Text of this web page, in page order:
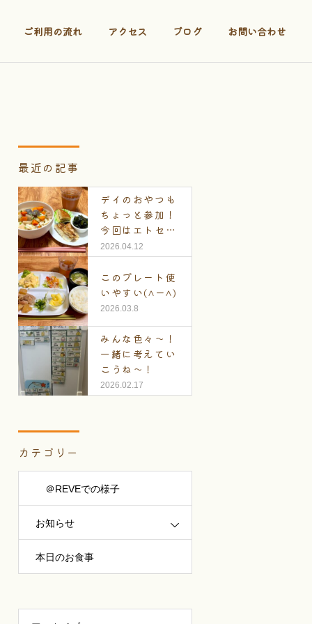
ご利用の流れ アクセス ブログ お問い合わせ
最近の記事
デイのおやつも
ちょっと参加！
今回はエトセト
ラ
2026.04.12
このプレート使
いやすい(^ー^)
2026.03.8
みんな色々～！
一緒に考えてい
こうね～！
2026.02.17
カテゴリー
＠REVEでの様子
お知らせ
本日のお食事